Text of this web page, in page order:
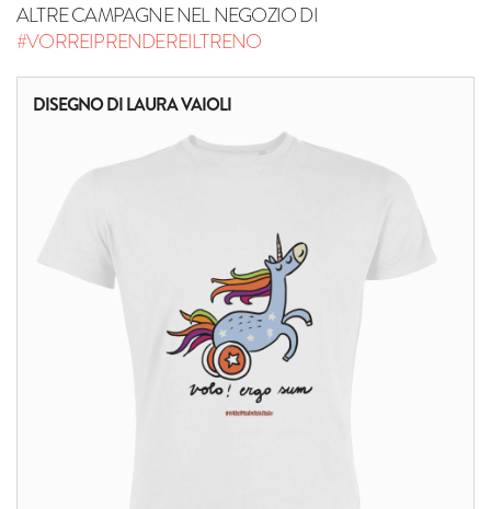
ALTRE CAMPAGNE NEL NEGOZIO DI
#VORREIPRENDEREILTRENO
DISEGNO DI LAURA VAIOLI